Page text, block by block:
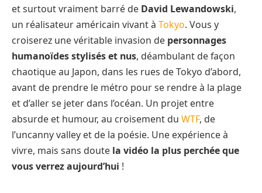
et surtout vraiment barré de David Lewandowski,
un réalisateur américain vivant à Tokyo. Vous y
croiserez une véritable invasion de personnages
humanoïdes stylisés et nus, déambulant de façon
chaotique au Japon, dans les rues de Tokyo d’abord,
avant de prendre le métro pour se rendre à la plage
et d’aller se jeter dans l’océan. Un projet entre
absurde et humour, au croisement du WTF, de
l’uncanny valley et de la poésie. Une expérience à
vivre, mais sans doute la vidéo la plus perchée que
vous verrez aujourd’hui !